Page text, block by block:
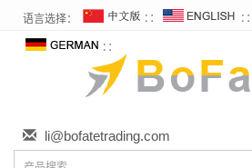
语言选择： ∷ ∷
∷
li@bofatetrading.com